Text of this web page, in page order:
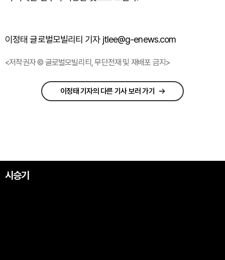
이정태 글로벌모빌리티 기자 jtlee@g-enews.com
<저작권자 © 글로벌모빌리티, 무단전재 및 재배포 금지>
이정태 기자의 다른 기사 보러 가기
시승기